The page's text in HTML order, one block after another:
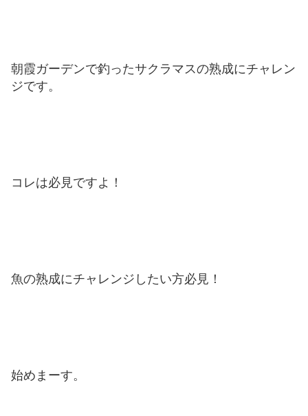
朝霞ガーデンで釣ったサクラマスの熟成にチャレン
ジです。
コレは必見ですよ！
魚の熟成にチャレンジしたい方必見！
始めまーす。